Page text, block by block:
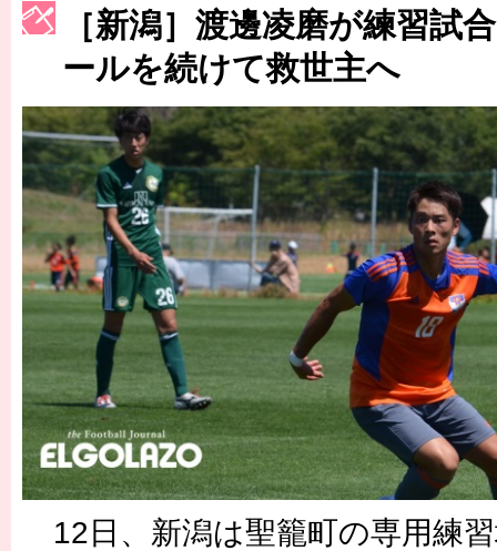
［3214号］WEST制覇
［3215号］WEEKLY EG SELECTION
［3216号］行く末占うラストワン
［3217号］最高の景色へ出国
［3218号］WEEKLY EG SELECTION
［3219号］特別な覇者へ 大逆転か連破か
［3220号］伝説の王者、黄金のシャーレ
［新潟］渡邊凌磨が練習試
ールを続けて救世主へ
12日、新潟は聖籠町の専用練